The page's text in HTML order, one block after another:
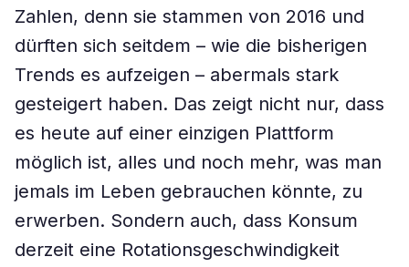
Zahlen, denn sie stammen von 2016 und
dürften sich seitdem – wie die bisherigen
Trends es aufzeigen – abermals stark
gesteigert haben. Das zeigt nicht nur, dass
es heute auf einer einzigen Plattform
möglich ist, alles und noch mehr, was man
jemals im Leben gebrauchen könnte, zu
erwerben. Sondern auch, dass Konsum
derzeit eine Rotationsgeschwindigkeit